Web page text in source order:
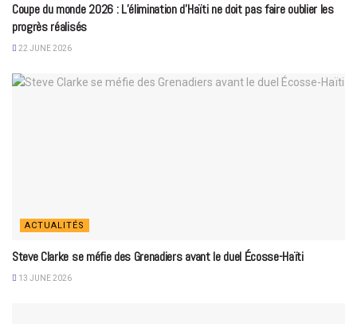
Coupe du monde 2026 : L’élimination d’Haïti ne doit pas faire oublier les
progrès réalisés
22 JUNE 2026
ACTUALITÉS
Steve Clarke se méfie des Grenadiers avant le duel Écosse-Haïti
13 JUNE 2026